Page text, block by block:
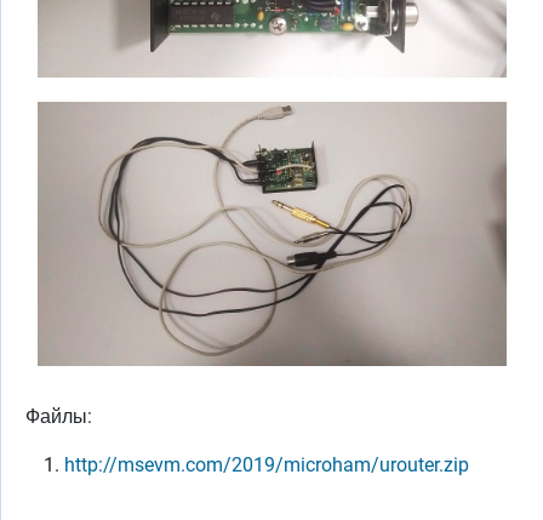
Файлы:
http://msevm.com/2019/microham/urouter.zip